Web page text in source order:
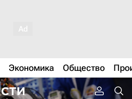
Экономика Общество